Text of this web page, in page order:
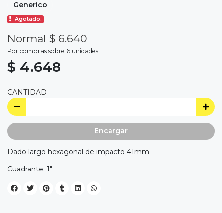
Generico
Agotado.
Normal $ 6.640
Por compras sobre 6 unidades
$ 4.648
CANTIDAD
Encargar
Dado largo hexagonal de impacto 41mm
Cuadrante: 1"